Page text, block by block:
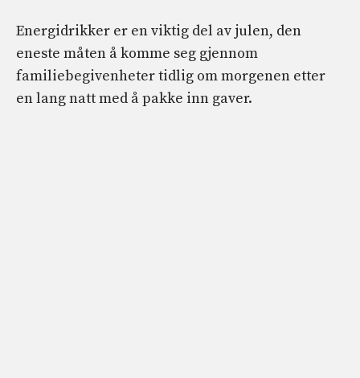
Energidrikker er en viktig del av julen, den
eneste måten å komme seg gjennom
familiebegivenheter tidlig om morgenen etter
en lang natt med å pakke inn gaver.